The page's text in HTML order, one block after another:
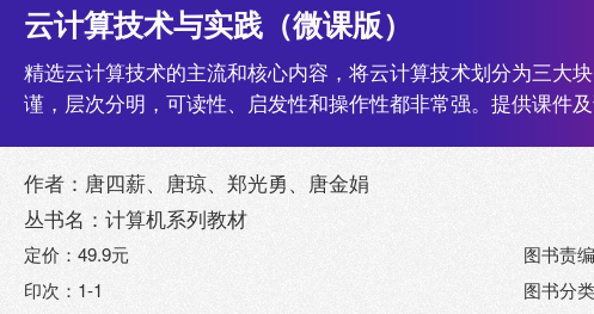
云计算技术与实践（微课版）
精选云计算技术的主流和核心内容，将云计算技术划分为三大
谨，层次分明，可读性、启发性和操作性都非常强。提供课件及
作者：唐四薪、唐琼、郑光勇、唐金娟
丛书名：计算机系列教材
定价：49.9元
印次：1-1
图书责
图书分